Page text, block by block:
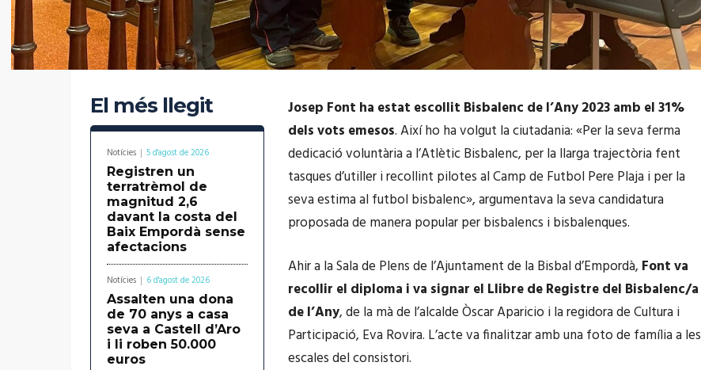
El més llegit
Notícies 5 d'agost de 2026
Registren un
terratrèmol de
magnitud 2,6
davant la costa del
Baix Empordà sense
afectacions
Notícies 6 d'agost de 2026
Assalten una dona
de 70 anys a casa
seva a Castell d’Aro
i li roben 50.000
euros
Josep Font ha estat escollit Bisbalenc de l’Any 2023 amb el 31%
dels vots emesos. Així ho ha volgut la ciutadania: «Per la seva ferma
dedicació voluntària a l’Atlètic Bisbalenc, per la llarga trajectòria fent
tasques d’utiller i recollint pilotes al Camp de Futbol Pere Plaja i per la
seva estima al futbol bisbalenc», argumentava la seva candidatura
proposada de manera popular per bisbalencs i bisbalenques.
Ahir a la Sala de Plens de l’Ajuntament de la Bisbal d’Empordà, Font va
recollir el diploma i va signar el Llibre de Registre del Bisbalenc/a
de l’Any, de la mà de l’alcalde Òscar Aparicio i la regidora de Cultura i
Participació, Eva Rovira. L’acte va finalitzar amb una foto de família a les
escales del consistori.